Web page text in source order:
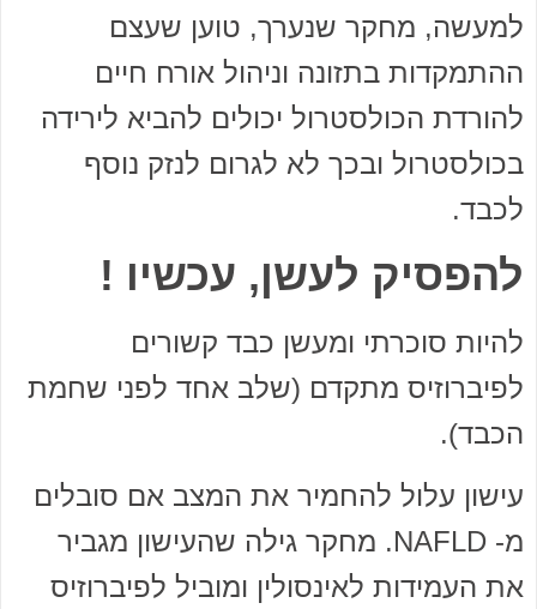
למעשה, מחקר שנערך, טוען שעצם
ההתמקדות בתזונה וניהול אורח חיים
להורדת הכולסטרול יכולים להביא לירידה
בכולסטרול ובכך לא לגרום לנזק נוסף
לכבד.
להפסיק לעשן, עכשיו !
להיות סוכרתי ומעשן כבד קשורים
לפיברוזיס מתקדם (שלב אחד לפני שחמת
הכבד).
עישון עלול להחמיר את המצב אם סובלים
מ- NAFLD. מחקר גילה שהעישון מגביר
את העמידות לאינסולין ומוביל לפיברוזיס